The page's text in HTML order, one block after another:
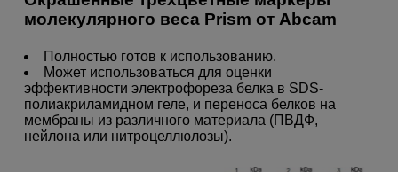
молекулярного веса Prism от Abcam
Полностью готов к использованию.
Может использоваться для оценки
эффективности электрофореза белка в SDS-
полиакриламидном геле, и переноса белков на
мембраны из различного материала (ПВДФ,
нейлона или нитроцеллюлозы).